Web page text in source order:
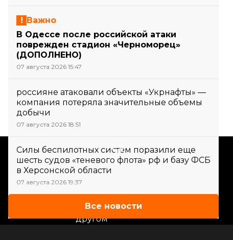
Важно
В Одессе после российской атаки
поврежден стадион «Черноморец»
(ДОПОЛНЕНО)
07 августа 2026 15:47
россияне атаковали объекты «Укрнафты» —
компания потеряла значительные объемы
добычи
07 августа 2026 18:51
Силы беспилотных систем поразили еще
шесть судов «теневого флота» рф и базу ФСБ
в Херсонской области
07 августа 2026 19:37
Все новости
Поддержать
Поддержи hromadske.
Мы работаем для тебя и
благодаря тебе. Будь нашим
другом